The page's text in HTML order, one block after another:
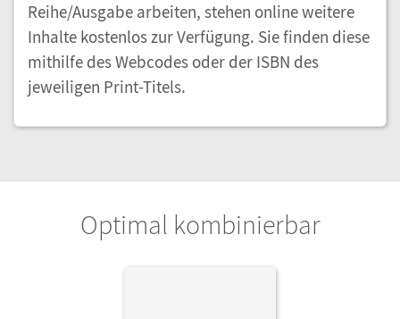
Reihe/Ausgabe arbeiten, stehen online weitere
Inhalte kostenlos zur Verfügung. Sie finden diese
mithilfe des Webcodes oder der ISBN des
jeweiligen Print-Titels.
Optimal kombinierbar